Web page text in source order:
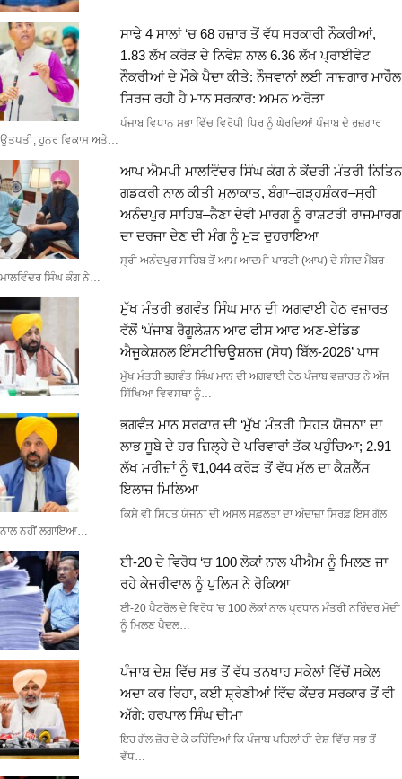
ਸਾਢੇ 4 ਸਾਲਾਂ ‘ਚ 68 ਹਜ਼ਾਰ ਤੋਂ ਵੱਧ ਸਰਕਾਰੀ ਨੌਕਰੀਆਂ,
1.83 ਲੱਖ ਕਰੋੜ ਦੇ ਨਿਵੇਸ਼ ਨਾਲ 6.36 ਲੱਖ ਪ੍ਰਾਈਵੇਟ
ਨੌਕਰੀਆਂ ਦੇ ਮੌਕੇ ਪੈਦਾ ਕੀਤੇ: ਨੌਜਵਾਨਾਂ ਲਈ ਸਾਜ਼ਗਾਰ ਮਾਹੌਲ
ਸਿਰਜ ਰਹੀ ਹੈ ਮਾਨ ਸਰਕਾਰ: ਅਮਨ ਅਰੋੜਾ
ਪੰਜਾਬ ਵਿਧਾਨ ਸਭਾ ਵਿੱਚ ਵਿਰੋਧੀ ਧਿਰ ਨੂੰ ਘੇਰਦਿਆਂ ਪੰਜਾਬ ਦੇ ਰੁਜ਼ਗਾਰ
ਉਤਪਤੀ, ਹੁਨਰ ਵਿਕਾਸ ਅਤੇ…
ਆਪ ਐਮਪੀ ਮਾਲਵਿੰਦਰ ਸਿੰਘ ਕੰਗ ਨੇ ਕੇਂਦਰੀ ਮੰਤਰੀ ਨਿਤਿਨ
ਗਡਕਰੀ ਨਾਲ ਕੀਤੀ ਮੁਲਾਕਾਤ, ਬੰਗਾ–ਗੜ੍ਹਸ਼ੰਕਰ–ਸ੍ਰੀ
ਅਨੰਦਪੁਰ ਸਾਹਿਬ–ਨੈਣਾ ਦੇਵੀ ਮਾਰਗ ਨੂੰ ਰਾਸ਼ਟਰੀ ਰਾਜਮਾਰਗ
ਦਾ ਦਰਜਾ ਦੇਣ ਦੀ ਮੰਗ ਨੂੰ ਮੁੜ ਦੁਹਰਾਇਆ
ਸ੍ਰੀ ਅਨੰਦਪੁਰ ਸਾਹਿਬ ਤੋਂ ਆਮ ਆਦਮੀ ਪਾਰਟੀ (ਆਪ) ਦੇ ਸੰਸਦ ਮੈਂਬਰ
ਮਾਲਵਿੰਦਰ ਸਿੰਘ ਕੰਗ ਨੇ…
ਮੁੱਖ ਮੰਤਰੀ ਭਗਵੰਤ ਸਿੰਘ ਮਾਨ ਦੀ ਅਗਵਾਈ ਹੇਠ ਵਜ਼ਾਰਤ
ਵੱਲੋਂ ‘ਪੰਜਾਬ ਰੈਗੂਲੇਸ਼ਨ ਆਫ ਫੀਸ ਆਫ ਅਣ-ਏਡਿਡ
ਐਜੂਕੇਸ਼ਨਲ ਇੰਸਟੀਚਿਊਸ਼ਨਜ਼ (ਸੋਧ) ਬਿੱਲ-2026’ ਪਾਸ
ਮੁੱਖ ਮੰਤਰੀ ਭਗਵੰਤ ਸਿੰਘ ਮਾਨ ਦੀ ਅਗਵਾਈ ਹੇਠ ਪੰਜਾਬ ਵਜ਼ਾਰਤ ਨੇ ਅੱਜ
ਸਿੱਖਿਆ ਵਿਵਸਥਾ ਨੂੰ…
ਭਗਵੰਤ ਮਾਨ ਸਰਕਾਰ ਦੀ ‘ਮੁੱਖ ਮੰਤਰੀ ਸਿਹਤ ਯੋਜਨਾ’ ਦਾ
ਲਾਭ ਸੂਬੇ ਦੇ ਹਰ ਜ਼ਿਲ੍ਹੇ ਦੇ ਪਰਿਵਾਰਾਂ ਤੱਕ ਪਹੁੰਚਿਆ; 2.91
ਲੱਖ ਮਰੀਜ਼ਾਂ ਨੂੰ ₹1,044 ਕਰੋੜ ਤੋਂ ਵੱਧ ਮੁੱਲ ਦਾ ਕੈਸ਼ਲੈੱਸ
ਇਲਾਜ ਮਿਲਿਆ
ਕਿਸੇ ਵੀ ਸਿਹਤ ਯੋਜਨਾ ਦੀ ਅਸਲ ਸਫ਼ਲਤਾ ਦਾ ਅੰਦਾਜ਼ਾ ਸਿਰਫ਼ ਇਸ ਗੱਲ
ਨਾਲ ਨਹੀਂ ਲਗਾਇਆ…
ਈ-20 ਦੇ ਵਿਰੋਧ ‘ਚ 100 ਲੋਕਾਂ ਨਾਲ ਪੀਐਮ ਨੂੰ ਮਿਲਣ ਜਾ
ਰਹੇ ਕੇਜਰੀਵਾਲ ਨੂੰ ਪੁਲਿਸ ਨੇ ਰੋਕਿਆ
ਈ-20 ਪੈਟਰੋਲ ਦੇ ਵਿਰੋਧ 'ਚ 100 ਲੋਕਾਂ ਨਾਲ ਪ੍ਰਧਾਨ ਮੰਤਰੀ ਨਰਿੰਦਰ ਮੋਦੀ
ਨੂੰ ਮਿਲਣ ਪੈਦਲ…
ਪੰਜਾਬ ਦੇਸ਼ ਵਿੱਚ ਸਭ ਤੋਂ ਵੱਧ ਤਨਖਾਹ ਸਕੇਲਾਂ ਵਿੱਚੋਂ ਸਕੇਲ
ਅਦਾ ਕਰ ਰਿਹਾ, ਕਈ ਸ਼੍ਰੇਣੀਆਂ ਵਿੱਚ ਕੇਂਦਰ ਸਰਕਾਰ ਤੋਂ ਵੀ
ਅੱਗੇ: ਹਰਪਾਲ ਸਿੰਘ ਚੀਮਾ
ਇਹ ਗੱਲ ਜ਼ੋਰ ਦੇ ਕੇ ਕਹਿੰਦਿਆਂ ਕਿ ਪੰਜਾਬ ਪਹਿਲਾਂ ਹੀ ਦੇਸ਼ ਵਿੱਚ ਸਭ ਤੋਂ
ਵੱਧ…